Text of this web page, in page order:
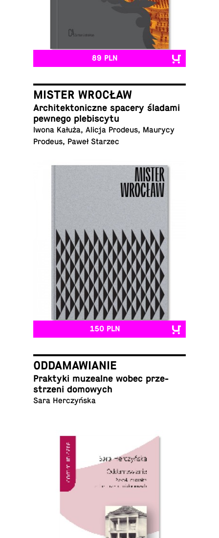
89 PLN
MISTER WROCŁAW
Ar­chi­tek­to­nicz­ne spacery śladami
pewnego plebiscytu
Iwona Kałuża, Alicja Prodeus, Maurycy
Prodeus, Paweł Starzec
150 PLN
ODDAMAWIANIE
Prak­ty­ki mu­ze­al­ne wobec prze­
strze­ni domowych
Sara Herczyńska